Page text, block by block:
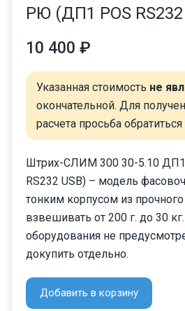
РЮ (ДП1 POS RS232
10 400 ₽
Указанная стоимость не
окончательной. Для
расчета просьба
Штрих-СЛИМ 300 30-5.10
RS232 USB) – модель
тонким корпусом из
взвешивать от 200 г. до 30
оборудования не
докупить отдельно.
Добавить в корзину